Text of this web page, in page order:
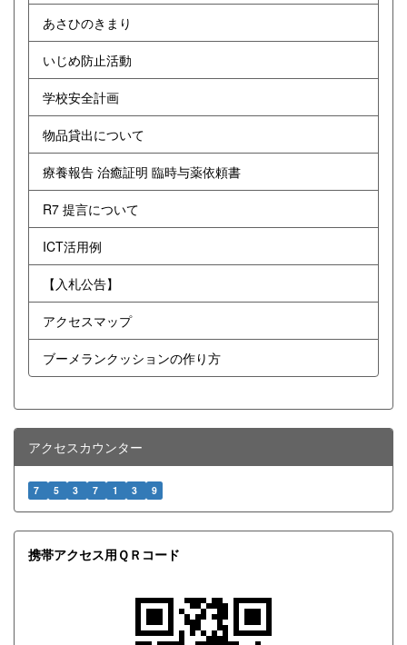
あさひのきまり
いじめ防止活動
学校安全計画
物品貸出について
療養報告 治癒証明 臨時与薬依頼書
R7 提言について
ICT活用例
【入札公告】
アクセスマップ
ブーメランクッションの作り方
アクセスカウンター
7 5 3 7 1 3 9
携帯アクセス用ＱＲコード